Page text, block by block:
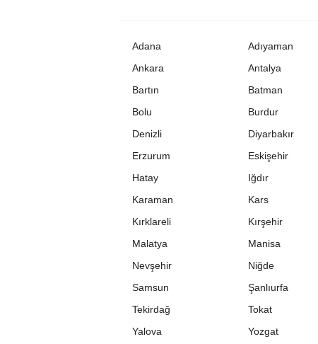
Adana Adıyaman
Ankara
Antalya
Bartın
Batman
Bolu
Burdur
Denizli
Diyarbakır
Erzurum
Eskişehir
Hatay
Iğdır
Karaman
Kars
Kırklareli
Kırşehir
Malatya
Manisa
Nevşehir
Niğde
Samsun
Şanlıurfa
Tekirdağ
Tokat
Yalova
Yozgat